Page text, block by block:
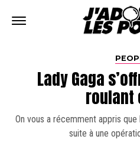
Lady Gaga
roulant
On vous a récemment appris
suite à une